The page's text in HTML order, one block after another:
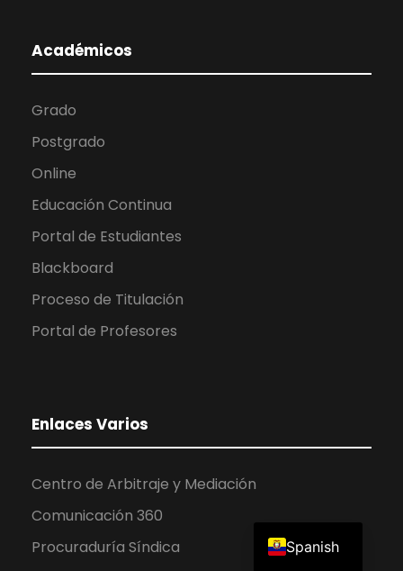
Académicos
Grado
Postgrado
Online
Educación Continua
Portal de Estudiantes
Blackboard
Proceso de Titulación
Portal de Profesores
Enlaces Varios
Centro de Arbitraje y Mediación
Comunicación 360
Procuraduría Síndica
Spanish